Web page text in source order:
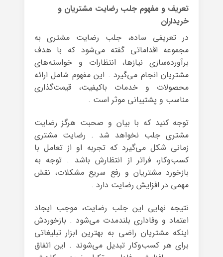
تعریف و مفهوم جلب رضایت مشتریان و
خریداران
در تعریفی ساده، جلب رضایت مشتری به
مجموعه اقداماتی گفته می‌شود که با هدف
برآورده‌سازی نیازها، انتظارات و خواسته‌های
مشتریان انجام می‌گیرد . این مفهوم شامل ارائه
محصولات و خدمات باکیفیت، قیمت‌گذاری
مناسب و پشتیبانی موثر است .
توجه کنید که با بیان و صحبت هرگز رضایت
مشتری جلب نخواهد شد . رضایت مشتری
زمانی شکل می‌گیرد که تجربه او از تعامل با
کسب‌وکار، فراتر از انتظارش باشد . توجه به
بازخورد مشتریان و رفع سریع مشکلات، نقش
مهمی در افزایش رضایت دارد .
نتیجه نهایی این جلب رضایت، موجب ایجاد
اعتماد و وفاداری بلندمدت می‌شود . بازخوردش
اینکه مشتریان راضی به بهترین ابزار تبلیغاتی
برای هر کسب‌وکار تبدیل می‌شوند . این اتفاق